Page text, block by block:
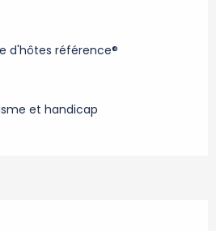
d'hôtes référence®
et handicap